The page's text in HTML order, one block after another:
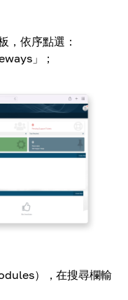
，依序點選：
」；
），在搜尋欄輸